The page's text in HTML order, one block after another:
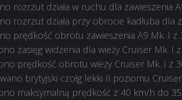
rozrzut działa w ruchu dla zawieszenia
rozrzut działa przy obrocie kadłuba dla
prędkość obrotu zawieszenia A9 Mk. I z
zasięg widzenia dla wieży Cruiser Mk. I
prędkość obrotu wieży Cruiser Mk. I z
brytyjski czołg lekki II poziomu
maksymalną prędkość z 40 km/h do